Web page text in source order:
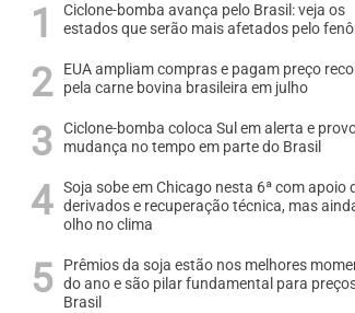
Ciclone-bomba avança pelo Brasil: veja os
estados que serão mais afetados pelo
EUA ampliam compras e pagam preço
pela carne bovina brasileira em julho
Ciclone-bomba coloca Sul em alerta e
mudança no tempo em parte do Brasil
Soja sobe em Chicago nesta 6ª com apoio
derivados e recuperação técnica, mas
olho no clima
Prêmios da soja estão nos melhores
do ano e são pilar fundamental para
Brasil